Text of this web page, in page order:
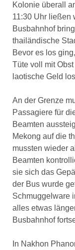
Kolonie überall
11:30 Uhr ließen
Busbahnhof
thailändische
Bevor es los
Tüte voll mit
laotische Geld
An der Grenze
Passagiere für
Beamten
Mekong auf die
mussten wieder
Beamten
sie sich das
der Bus wurde
Schmuggelware
alles etwas
Busbahnhof
In Nakhon